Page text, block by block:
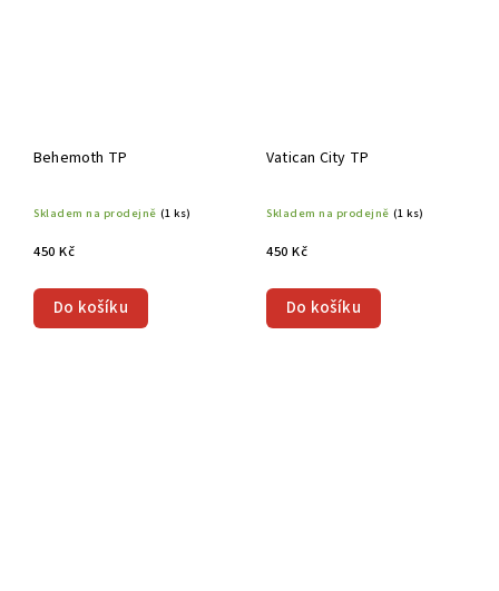
Behemoth TP
Skladem na prodejně (1 ks)
450 Kč
Do košíku
Vatican City TP
Skladem na prodejně (1 ks)
450 Kč
Do košíku